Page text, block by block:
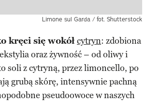
Limone sul Garda / fot. Shutterstock
kręci się wokół cytryn: zdobiona
oraz żywność – od oliwy i
soli z cytryną, przez limoncello, po
grubą skórę, intensywnie pachną
pseudoowoce w naszych